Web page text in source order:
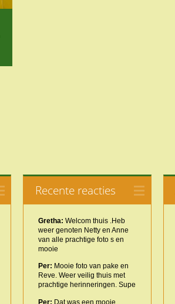
Recente reacties
Gretha: Welcom thuis .Heb
weer genoten Netty en Anne
van alle prachtige foto s en
mooie
Per: Mooie foto van pake en
Reve. Weer veilig thuis met
prachtige herinneringen. Supe
Per: Dat was een mooie